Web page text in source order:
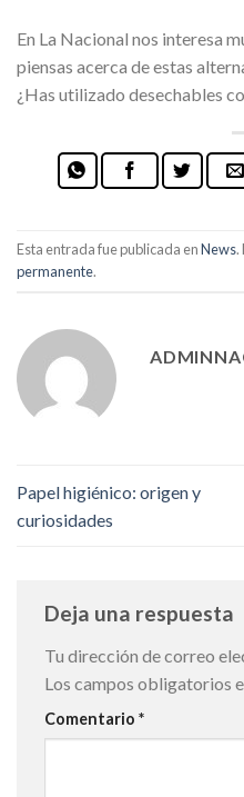
En La Nacional nos interesa
piensas acerca de estas
¿Has utilizado desechables
Esta entrada fue publicada enNews.
permanente.
Papel higiénico: origen y
curiosidades
Deja una respuesta
Tu dirección de correo
Los campos obligatorios
Comentario *